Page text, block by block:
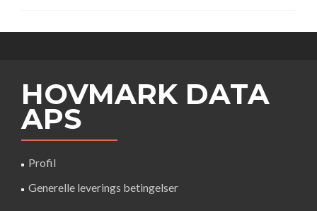
HOVMARK DATA
APS
Profil
Generelle leverings betingelser